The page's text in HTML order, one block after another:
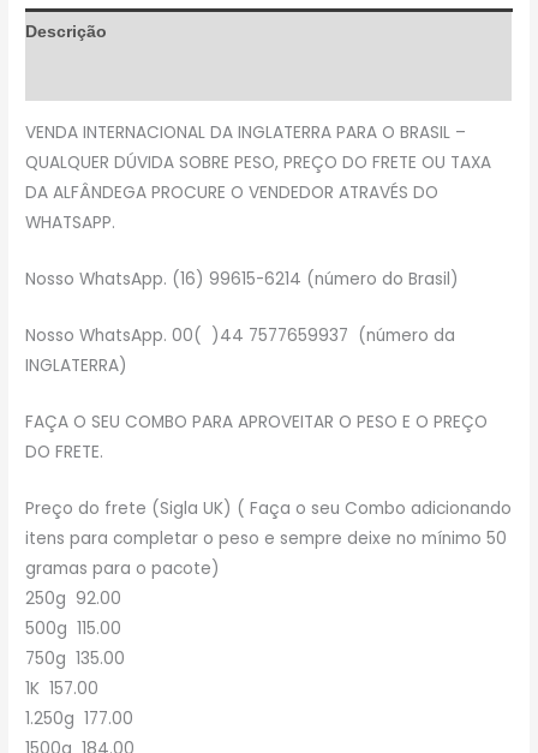
Descrição
VENDA INTERNACIONAL DA INGLATERRA PARA O BRASIL –
QUALQUER DÚVIDA SOBRE PESO, PREÇO DO FRETE OU TAXA
DA ALFÂNDEGA PROCURE O VENDEDOR ATRAVÉS DO
WHATSAPP.
Nosso WhatsApp. (16) 99615-6214 (número do Brasil)
Nosso WhatsApp. 00( )44 7577659937 (número da
INGLATERRA)
FAÇA O SEU COMBO PARA APROVEITAR O PESO E O PREÇO
DO FRETE.
Preço do frete (Sigla UK) ( Faça o seu Combo adicionando
itens para completar o peso e sempre deixe no mínimo 50
gramas para o pacote)
250g 92.00
500g 115.00
750g 135.00
1K 157.00
1.250g 177.00
1500g 184.00